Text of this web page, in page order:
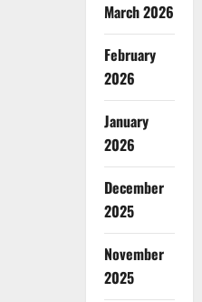
March 2026
February
2026
January
2026
December
2025
November
2025